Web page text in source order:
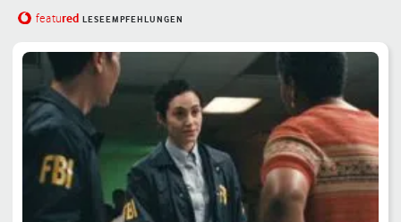
featured LESEEMPFEHLUNGEN